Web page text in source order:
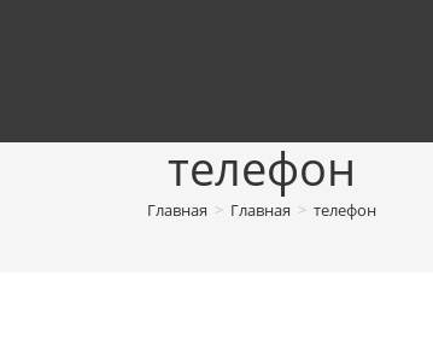
телефон
Главная > Главная > телефон